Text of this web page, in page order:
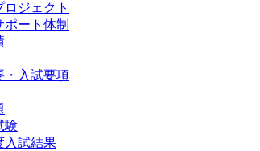
ロジェクト
ポート体制
・入試要項
験
入試結果